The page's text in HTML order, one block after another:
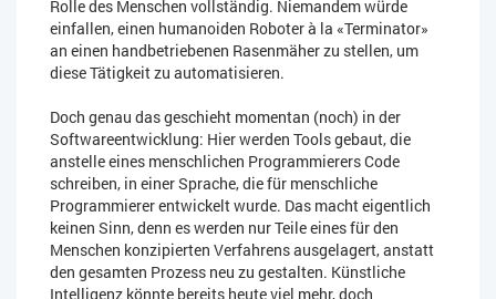
Rolle des Menschen vollständig. Niemandem würde
einfallen, einen humanoiden Roboter à la «Terminator»
an einen handbetriebenen Rasenmäher zu stellen, um
diese Tätigkeit zu automatisieren.
Doch genau das geschieht momentan (noch) in der
Softwareentwicklung: Hier werden Tools gebaut, die
anstelle eines menschlichen Programmierers Code
schreiben, in einer Sprache, die für menschliche
Programmierer entwickelt wurde. Das macht eigentlich
keinen Sinn, denn es werden nur Teile eines für den
Menschen konzipierten Verfahrens ausgelagert, anstatt
den gesamten Prozess neu zu gestalten. Künstliche
Intelligenz könnte bereits heute viel mehr, doch